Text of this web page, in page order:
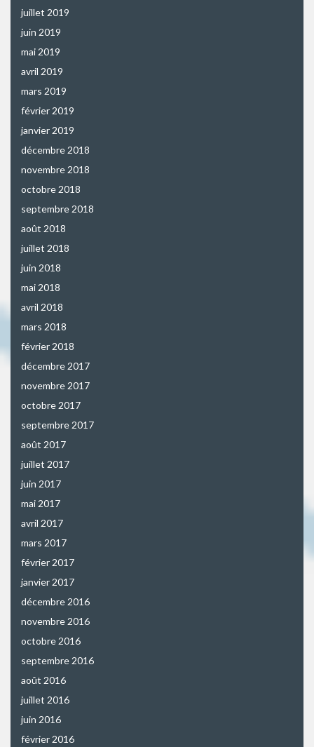
juillet 2019
juin 2019
mai 2019
avril 2019
mars 2019
février 2019
janvier 2019
décembre 2018
novembre 2018
octobre 2018
septembre 2018
août 2018
juillet 2018
juin 2018
mai 2018
avril 2018
mars 2018
février 2018
décembre 2017
novembre 2017
octobre 2017
septembre 2017
août 2017
juillet 2017
juin 2017
mai 2017
avril 2017
mars 2017
février 2017
janvier 2017
décembre 2016
novembre 2016
octobre 2016
septembre 2016
août 2016
juillet 2016
juin 2016
février 2016